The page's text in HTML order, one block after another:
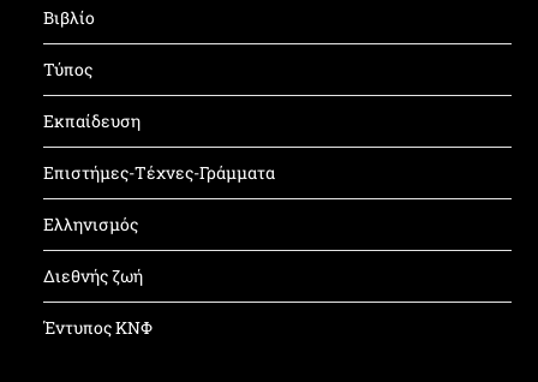
Βιβλίο
Τύπος
Εκπαίδευση
Επιστήμες-Τέχνες-Γράμματα
Ελληνισμός
Διεθνής ζωή
Έντυπος ΚΝΦ